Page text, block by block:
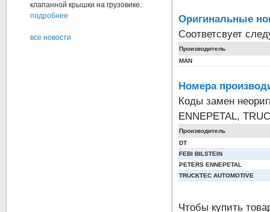
Оригинальные
Соответсвует
Производитель
MAN
Номера
Коды замен
ENNEPETAL,
Производитель
DT
FEBI BILSTEIN
PETERS ENNEPETAL
TRUCKTEC AUTOMOTIVE
Чтобы купить
клапанной крышки на грузовике.
подробнее
все новости